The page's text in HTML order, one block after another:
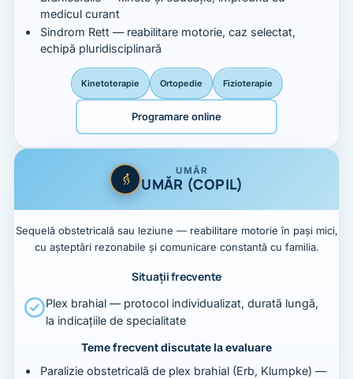
medicul curant
Sindrom Rett — reabilitare motorie, caz selectat,
echipă pluridisciplinară
Kinetoterapie Ortopedie Fizioterapie
Programare online
UMĂR
UMĂR (COPIL)
Sequelă obstetricală sau leziune — reabilitare motorie în pași mici,
cu așteptări rezonabile și comunicare constantă cu familia.
Situații frecvente
Plex brahial — protocol individualizat, durată lungă,
la indicațiile de specialitate
Teme frecvent discutate la evaluare
Paralizie obstetricală de plex brahial (Erb, Klumpke) —